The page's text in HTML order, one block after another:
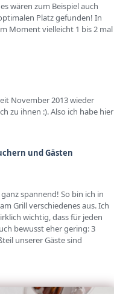
wären zum Beispiel auch
Platz gefunden! In
Moment vielleicht 1 bis 2 mal
November 2013 wieder
zu ihnen :). Also ich habe hier
und Gästen
spannend! So bin ich in
Grill verschiedenes aus. Ich
wichtig, dass für jeden
bewusst eher gering: 3
unserer Gäste sind